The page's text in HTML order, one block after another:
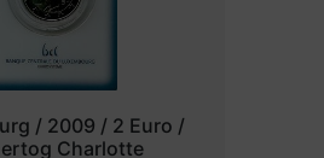
/ 2009 / 2 Euro /
Charlotte